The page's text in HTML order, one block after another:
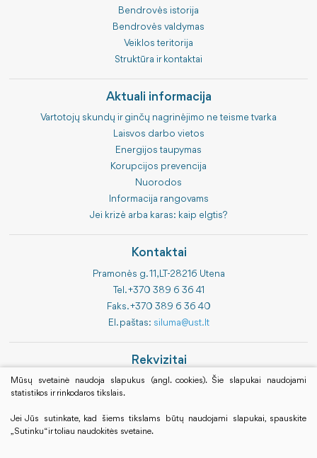
Bendrovės istorija
Bendrovės valdymas
Veiklos teritorija
Struktūra ir kontaktai
Aktuali informacija
Vartotojų skundų ir ginčų nagrinėjimo ne teisme tvarka
Laisvos darbo vietos
Energijos taupymas
Korupcijos prevencija
Nuorodos
Informacija rangovams
Jei krizė arba karas: kaip elgtis?
Kontaktai
Pramonės g. 11, LT-28216 Utena
Tel. +370 389 6 36 41
Faks. +370 389 6 36 40
El. paštas: siluma@ust.lt
Rekvizitai
Bendrovės kodas 183843314
PVM kodas LT838433113
Luminor Bank AB
LT 594010041700060120
Mūsų svetainė naudoja slapukus (angl. cookies). Šie slapukai naudojami
statistikos ir rinkodaros tikslais.
Jei Jūs sutinkate, kad šiems tikslams būtų naudojami slapukai, spauskite
„Sutinku“ ir toliau naudokitės svetaine.